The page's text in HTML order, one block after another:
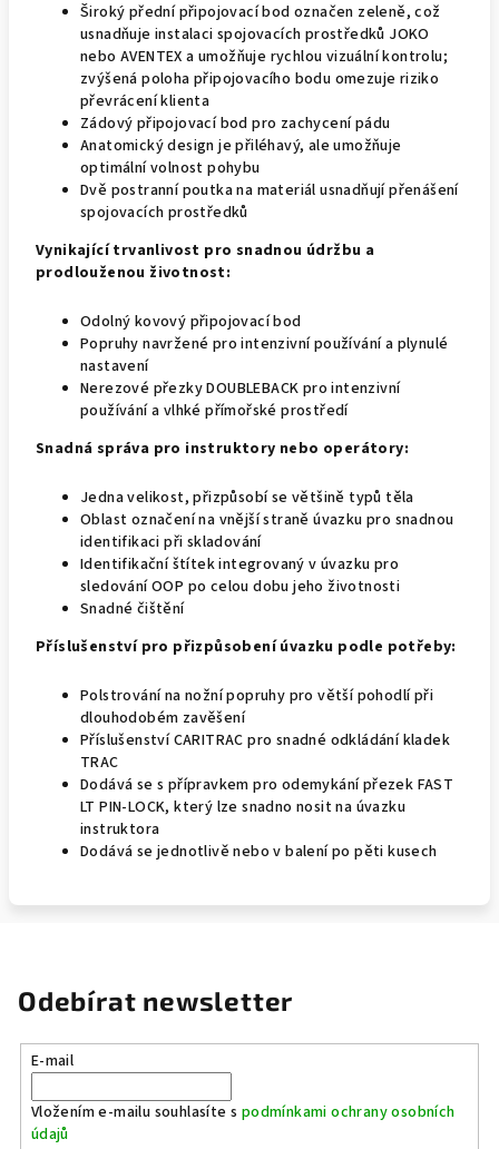
Široký přední připojovací bod označen zeleně, což
usnadňuje instalaci spojovacích prostředků JOKO
nebo AVENTEX a umožňuje rychlou vizuální kontrolu;
zvýšená poloha připojovacího bodu omezuje riziko
převrácení klienta
Zádový připojovací bod pro zachycení pádu
Anatomický design je přiléhavý, ale umožňuje
optimální volnost pohybu
Dvě postranní poutka na materiál usnadňují přenášení
spojovacích prostředků
Vynikající trvanlivost pro snadnou údržbu a
prodlouženou životnost:
Odolný kovový připojovací bod
Popruhy navržené pro intenzivní používání a plynulé
nastavení
Nerezové přezky DOUBLEBACK pro intenzivní
používání a vlhké přímořské prostředí
Snadná správa pro instruktory nebo operátory:
Jedna velikost, přizpůsobí se většině typů těla
Oblast označení na vnější straně úvazku pro snadnou
identifikaci při skladování
Identifikační štítek integrovaný v úvazku pro
sledování OOP po celou dobu jeho životnosti
Snadné čištění
Příslušenství pro přizpůsobení úvazku podle potřeby:
Polstrování na nožní popruhy pro větší pohodlí při
dlouhodobém zavěšení
Příslušenství CARITRAC pro snadné odkládání kladek
TRAC
Dodává se s přípravkem pro odemykání přezek FAST
LT PIN-LOCK, který lze snadno nosit na úvazku
instruktora
Dodává se jednotlivě nebo v balení po pěti kusech
Odebírat newsletter
E-mail
Vložením e-mailu souhlasíte s podmínkami ochrany osobních
údajů